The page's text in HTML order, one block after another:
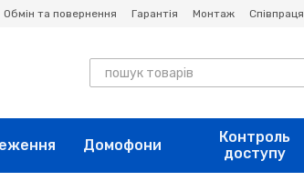
контенту
Обмін та повернення Гарантія Монтаж Співпраця
Домофони
Контроль
доступу